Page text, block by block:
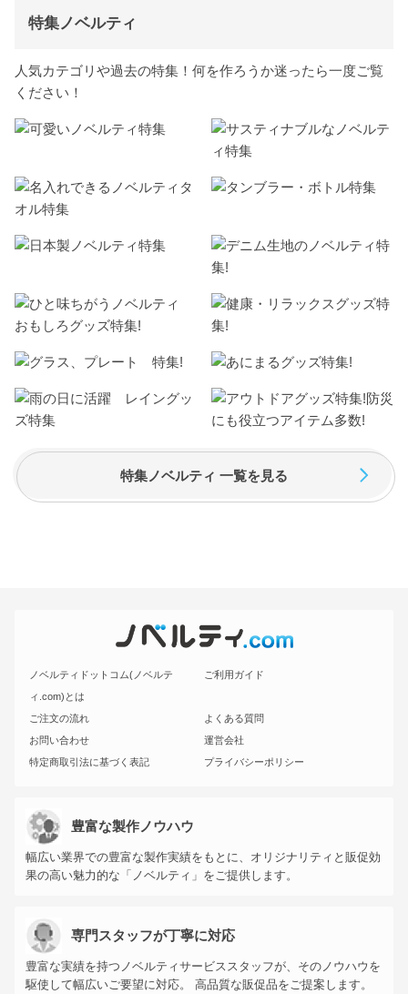
特集ノベルティ
人気カテゴリや過去の特集！何を作ろうか迷ったら一度ご覧
ください！
特集ノベルティ 一覧を見る
ノベルティドットコム(ノベルテ
ィ.com)とは
ご利用ガイド
ご注文の流れ
よくある質問
お問い合わせ
運営会社
特定商取引法に基づく表記
プライバシーポリシー
豊富な製作ノウハウ
幅広い業界での豊富な製作実績をもとに、オリジナリティと販促効
果の高い魅力的な「ノベルティ」をご提供します。
専門スタッフが丁寧に対応
豊富な実績を持つノベルティサービススタッフが、そのノウハウを
駆使して幅広いご要望に対応。 高品質な販促品をご提案します。